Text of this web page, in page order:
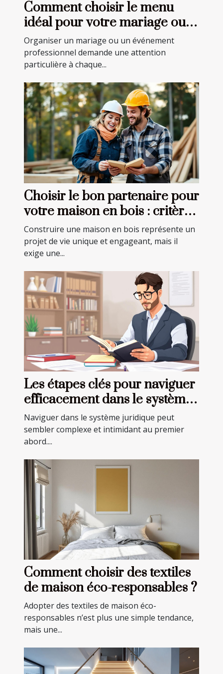
Comment choisir le menu
idéal pour votre mariage ou
événement professionnel ?
Organiser un mariage ou un événement
professionnel demande une attention
particulière à chaque...
Choisir le bon partenaire pour
votre maison en bois : critères
essentiels
Construire une maison en bois représente un
projet de vie unique et engageant, mais il
exige une...
Les étapes clés pour naviguer
efficacement dans le système
juridique
Naviguer dans le système juridique peut
sembler complexe et intimidant au premier
abord....
Comment choisir des textiles
de maison éco-responsables ?
Adopter des textiles de maison éco-
responsables n’est plus une simple tendance,
mais une...